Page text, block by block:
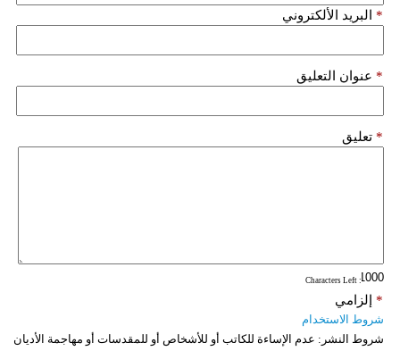
البريد الألكتروني *
عنوان التعليق *
تعليق *
: Characters Left
إلزامي *
شروط الاستخدام
شروط النشر: عدم الإساءة للكاتب أو للأشخاص أو للمقدسات أو مهاجمة الأديان